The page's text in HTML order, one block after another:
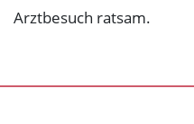
Arztbesuch ratsam.